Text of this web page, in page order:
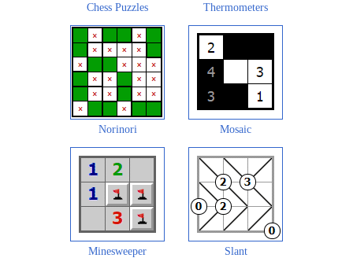
Chess Puzzles Thermometers
Norinori Mosaic
Minesweeper Slant